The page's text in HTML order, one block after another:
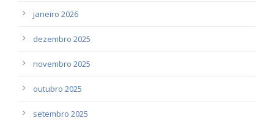
janeiro 2026
dezembro 2025
novembro 2025
outubro 2025
setembro 2025